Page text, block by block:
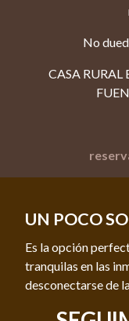
No
CASA RURAL
UN POCO
Es la opción
tranquilas en las
desconectarse de